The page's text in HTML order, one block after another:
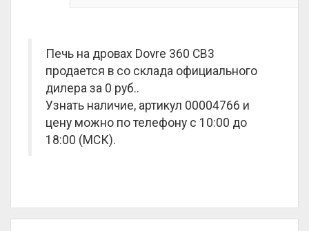
Печь на дровах Dovre 360 CB3
продается в со склада официального
дилера за 0 руб..
Узнать наличие, артикул 00004766 и
цену можно по телефону с 10:00 до
18:00 (МСК).